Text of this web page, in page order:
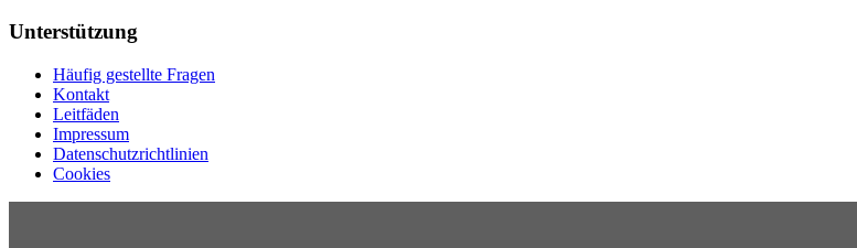
Unterstützung
Häufig gestellte Fragen
Kontakt
Leitfäden
Impressum
Datenschutzrichtlinien
Cookies